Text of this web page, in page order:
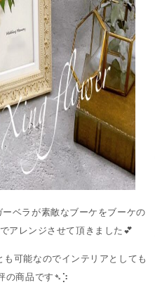
ベラが素敵なブーケをブーケの
アレンジさせて頂きました💕
可能なのでインテリアとしても
の商品です➴⡱